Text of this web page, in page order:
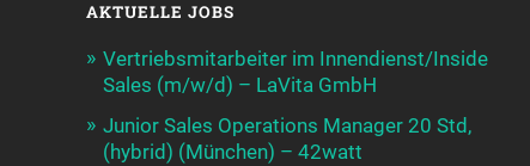
AKTUELLE JOBS
Vertriebsmitarbeiter im Innendienst/Inside
Sales (m/w/d) – LaVita GmbH
Junior Sales Operations Manager 20 Std,
(hybrid) (München) – 42watt